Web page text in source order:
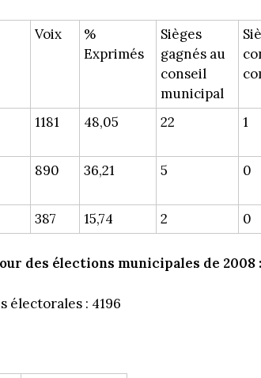
Voix
%
Exprimés
Sièges
gagnés au
conseil
municipal
1181 48,05 22 1
890 36,21 5 0
387 15,74 2 0
des élections municipales de 2008 :
électorales : 4196